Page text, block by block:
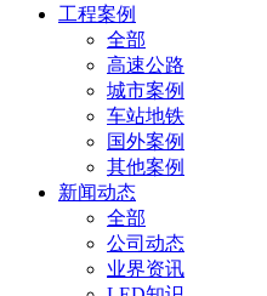
工程案例
全部
高速公路
城市案例
车站地铁
国外案例
其他案例
新闻动态
全部
公司动态
业界资讯